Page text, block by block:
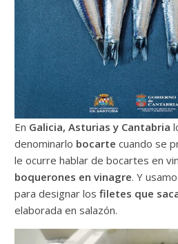
En Galicia, Asturias y Cantabria
denominarlo bocarte cuando se
le ocurre hablar de bocartes en
boquerones en vinagre. Y
para designar losfiletes que
elaborada en salazón.